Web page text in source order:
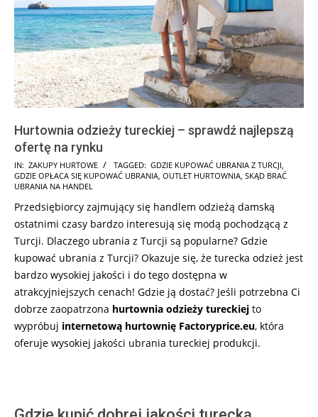
Hurtownia odzieży tureckiej – sprawdź najlepszą
ofertę na rynku
2025-
09-
IN: ZAKUPY HURTOWE TAGGED: GDZIE KUPOWAĆ UBRANIA Z TURCJI,
GDZIE OPŁACA SIĘ KUPOWAĆ UBRANIA, OUTLET HURTOWNIA, SKĄD BRAĆ
UBRANIA NA HANDEL
Przedsiębiorcy zajmujący się handlem odzieżą damską
ostatnimi czasy bardzo interesują się modą pochodzącą z
Turcji. Dlaczego ubrania z Turcji są popularne? Gdzie
kupować ubrania z Turcji? Okazuje się, że turecka odzież jest
bardzo wysokiej jakości i do tego dostępna w
atrakcyjniejszych cenach! Gdzie ją dostać? Jeśli potrzebna Ci
dobrze zaopatrzona hurtownia odzieży tureckiej to
wypróbuj internetową hurtownię Factoryprice.eu, która
oferuje wysokiej jakości ubrania tureckiej produkcji.